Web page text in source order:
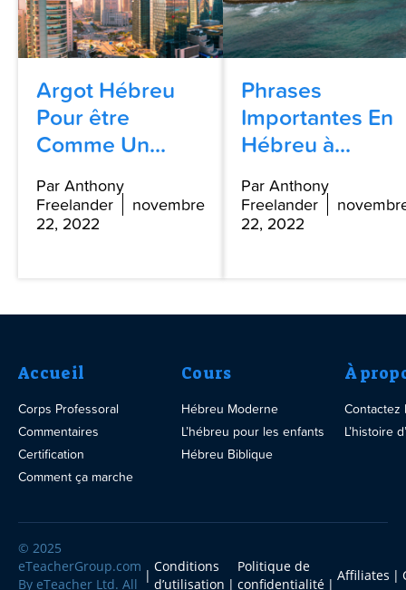
Argot Hébreu
Pour être
Comme Un...
Par Anthony
Freelander
novembre
22, 2022
Phrases
Importantes En
Hébreu à...
Par Anthony
Freelander
22, 2022
Accueil
Corps Professoral
Commentaires
Certification
Comment ça marche
Cours
Hébreu Moderne
L’hébreu pour les enfants
Hébreu Biblique
À
Contactez
L’histoire
© 2025
eTeacherGroup.com
By eTeacher Ltd. All
Conditions
d’utilisation
Politique de
confidentialité
Affiliates